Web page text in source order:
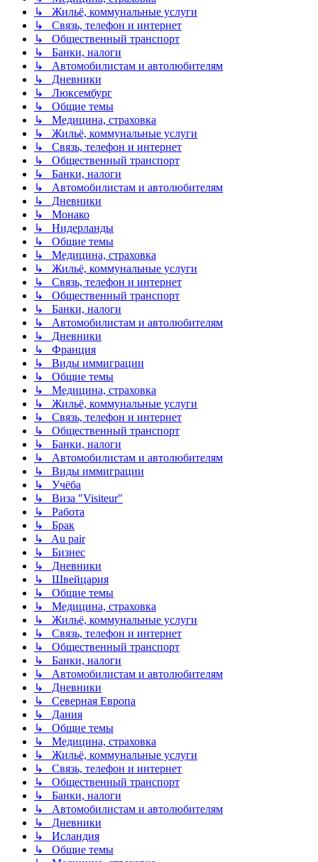
↳ Жильё, коммунальные услуги
↳ Связь, телефон и интернет
↳ Общественный транспорт
↳ Банки, налоги
↳ Автомобилистам и автолюбителям
↳ Дневники
↳ Люксембург
↳ Общие темы
↳ Медицина, страховка
↳ Жильё, коммунальные услуги
↳ Связь, телефон и интернет
↳ Общественный транспорт
↳ Банки, налоги
↳ Автомобилистам и автолюбителям
↳ Дневники
↳ Монако
↳ Нидерланды
↳ Общие темы
↳ Медицина, страховка
↳ Жильё, коммунальные услуги
↳ Связь, телефон и интернет
↳ Общественный транспорт
↳ Банки, налоги
↳ Автомобилистам и автолюбителям
↳ Дневники
↳ Франция
↳ Виды иммиграции
↳ Общие темы
↳ Медицина, страховка
↳ Жильё, коммунальные услуги
↳ Связь, телефон и интернет
↳ Общественный транспорт
↳ Банки, налоги
↳ Автомобилистам и автолюбителям
↳ Виды иммиграции
↳ Учёба
↳ Виза "Visiteur"
↳ Работа
↳ Брак
↳ Au pair
↳ Бизнес
↳ Дневники
↳ Швейцария
↳ Общие темы
↳ Медицина, страховка
↳ Жильё, коммунальные услуги
↳ Связь, телефон и интернет
↳ Общественный транспорт
↳ Банки, налоги
↳ Автомобилистам и автолюбителям
↳ Дневники
↳ Северная Европа
↳ Дания
↳ Общие темы
↳ Медицина, страховка
↳ Жильё, коммунальные услуги
↳ Связь, телефон и интернет
↳ Общественный транспорт
↳ Банки, налоги
↳ Автомобилистам и автолюбителям
↳ Дневники
↳ Исландия
↳ Общие темы